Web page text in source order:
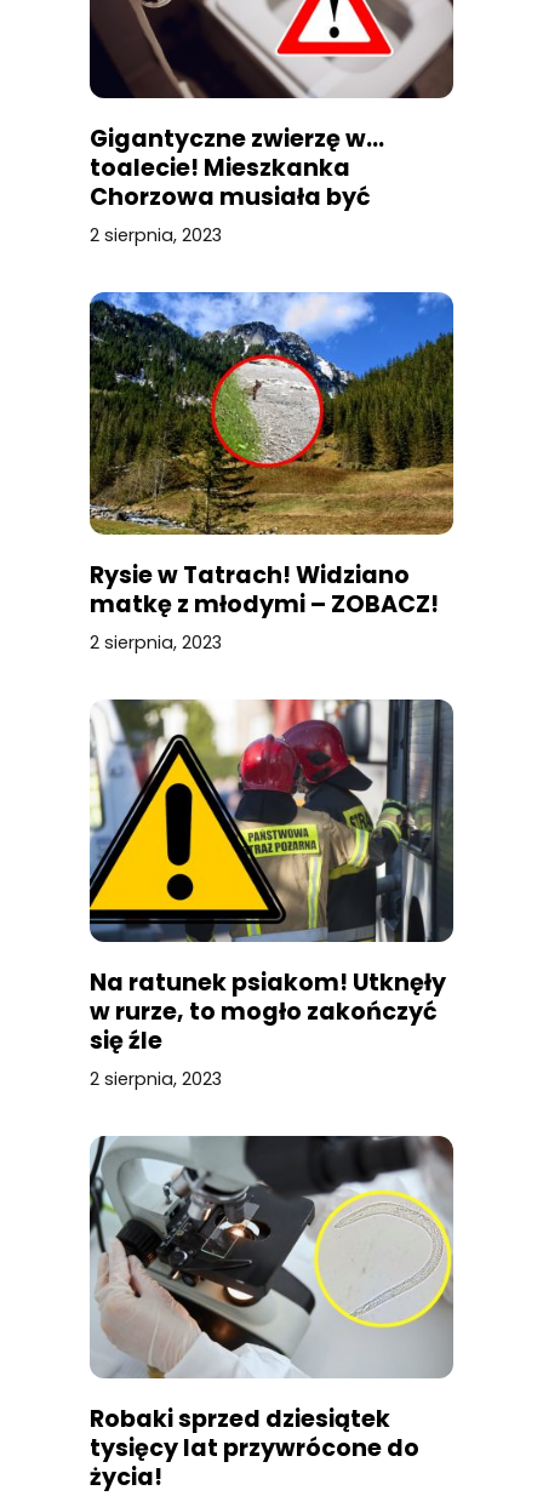
Gigantyczne zwierzę w…
toalecie! Mieszkanka
Chorzowa musiała być
przerażona
2 sierpnia, 2023
Rysie w Tatrach! Widziano
matkę z młodymi – ZOBACZ!
2 sierpnia, 2023
Na ratunek psiakom! Utknęły
w rurze, to mogło zakończyć
się źle
2 sierpnia, 2023
Robaki sprzed dziesiątek
tysięcy lat przywrócone do
życia!